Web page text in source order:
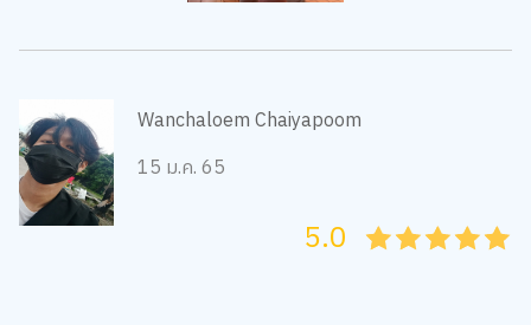
Wanchaloem Chaiyapoom
15 ม.ค. 65
45
4
35
3
25
2
15
1
05
5.0